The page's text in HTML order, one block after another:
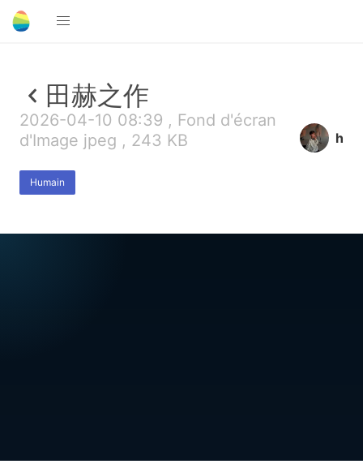
田赫之作
2026-04-10 08:39 , Fond d'écran
d'Image jpeg , 243 KB
Humain
h